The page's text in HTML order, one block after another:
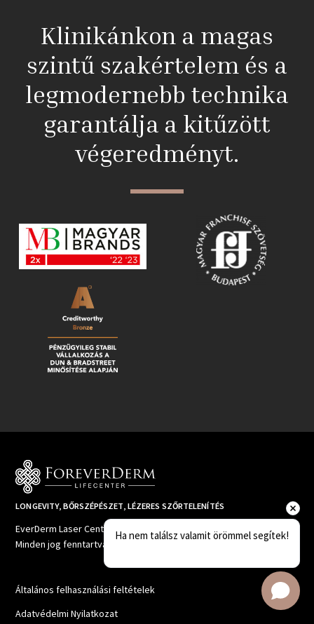
Klinikánkon a magas
szintű szakértelem és a
legmodernebb technika
garantálja a kitűzött
végeredményt.
LONGEVITY, BŐRSZÉPÉSZET, LÉZERES SZŐRTELENÍTÉS
EverDerm Laser Center © 2020
Minden jog fenntartva.
Általános felhasználási feltételek
Adatvédelmi Nyilatkozat
Ha nem találsz valamit örömmel segítek!